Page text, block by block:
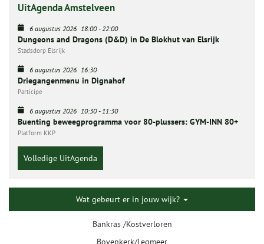
UitAgenda Amstelveen
6 augustus 2026 18:00- 22:00
Dungeons and Dragons (D&D) in De Blokhut van Elsrijk
Stadsdorp Elsrijk
6 augustus 2026 16:30
Driegangenmenu in Dignahof
Participe
6 augustus 2026 10:30- 11:30
Buenting beweegprogramma voor 80-plussers: GYM-INN 80+
Platform KKP
Volledige UitAgenda
Wat gebeurt er in jouw wijk?
Bankras /Kostverloren
Bovenkerk/Legmeer